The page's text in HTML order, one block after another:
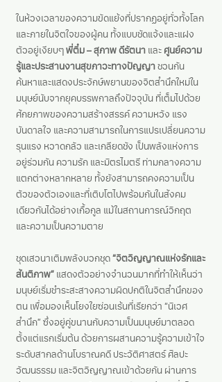
ในห้วงเวลาของความขัดแย้งที่ปรากฏอยู่ทั่วทั้งโลก
และภายในจิตใจของผู้คน ทั้งแบบชัดแจ้งและแฝง
ตัวอยู่เงียบๆ พี่ติ๋ม – สุภาพ ดีรัตนา และ ศูนย์ความ
รู้และประสานงานสุขภาวะทางปัญญา ชวนกัน
ค้นหาและแสดงประจักษ์พยานของจิตสำนึกใหม่ใน
มนุษย์นับจากยุคบรรพกาลถึงปัจจุบัน ที่เต็มไปด้วย
ศักยภาพของความสร้างสรรค์ ความหวัง แรง
บันดาลใจ และความสามารถในการแปรเปลี่ยนความ
รุนแรง หวาดกลัว และเกลียดชัง เป็นพลังแห่งการ
อยู่ร่วมกัน ความรัก และมิตรไมตรี ท่ามกลางความ
แตกต่างหลากหลาย ทั้งยังสามารถคงความเป็น
ตัวของตัวเองและที่เติบโตไปพร้อมกันในสังคม
เดียวกันได้อย่างเกื้อกูล แม้ในสถานการณ์วิกฤต
และความเป็นความตาย
ชุดเสวนาเติมพลังบวกชุด “จิตวิญญาณแห่งรักและ
สันติภาพ” แสดงตัวอย่างจำนวนมากที่ทำให้เห็นว่า
มนุษย์เริ่มชำระสะสางความผิดปกติในจิตสำนึกของ
ตน เพื่อมองเห็นโยงใยซ่อนเร้นที่เรียกว่า “นิเวศ
สำนึก” ซึ่งอยู่คู่ขนานกับความเป็นมนุษย์มาตลอด
ตั้งแต่แรกเริ่มต้น ด้วยการผสานความรู้ความเข้าใจ
ระดับสากลด้านโบราณคดี ประวัติศาสตร์ ศิลปะ
วัฒนธรรม และจิตวิญญาณเข้าด้วยกัน ผ่านการ